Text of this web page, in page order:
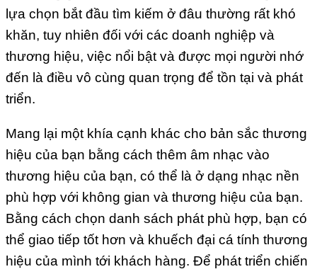
lựa chọn bắt đầu tìm kiếm ở đâu thường rất khó
khăn, tuy nhiên đối với các doanh nghiệp và
thương hiệu, việc nổi bật và được mọi người nhớ
đến là điều vô cùng quan trọng để tồn tại và phát
triển.
Mang lại một khía cạnh khác cho bản sắc thương
hiệu của bạn bằng cách thêm âm nhạc vào
thương hiệu của bạn, có thể là ở dạng nhạc nền
phù hợp với không gian và thương hiệu của bạn.
Bằng cách chọn danh sách phát phù hợp, bạn có
thể giao tiếp tốt hơn và khuếch đại cá tính thương
hiệu của mình tới khách hàng. Để phát triển chiến